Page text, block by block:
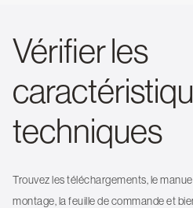
Vérifier les
techniques
Trouvez les téléchargements, le
montage, la feuille de commande et